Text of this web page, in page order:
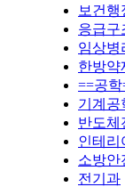
보건행
응급구
임상병
한방약
==공학
기계공
반도체
인테리
소방안
전기과